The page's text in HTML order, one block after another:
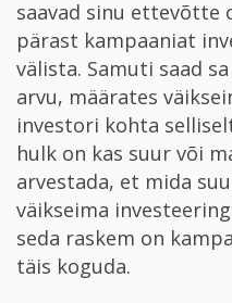
saavad sinu ettevõtte
pärast kampaaniat
välista. Samuti saad
arvu, määrates
investori kohta
hulk on kas suur või
arvestada, et mida
väikseima
seda raskem on
täis koguda.